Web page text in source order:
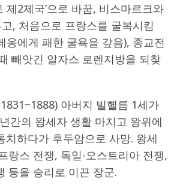
제2제국’으로 바꿈, 비스마르크와
, 처음으로 프랑스를 굴복시킴
옹에게 패한 굴욕을 갚음), 종교전
빼앗긴 알자스 로렌지방을 되찾
아버지 빌헬름 1세가
간의 왕세자 생활 마치고 왕위에
치하다가 후두암으로 사망. 왕세
랑스 전쟁, 독일-오스트리아 전쟁,
등을 승리로 이끈 장군.